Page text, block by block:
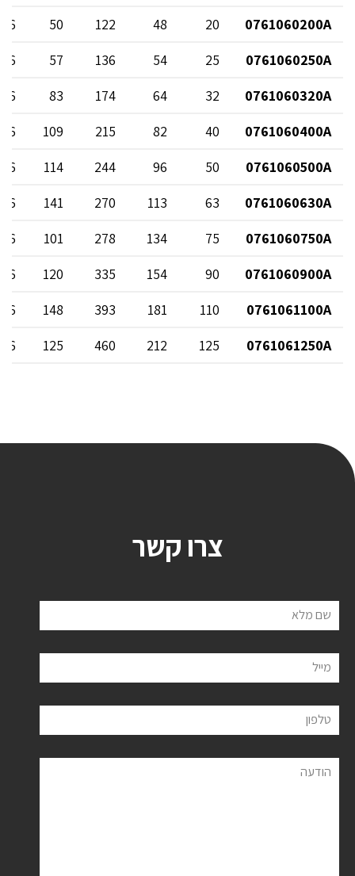
0761060200A
20
48
122
50
0761060250A
25
54
136
57
0761060320A
32
64
174
83
0761060400A
40
82
215
109
0761060500A
50
96
244
114
0761060630A
63
113
270
141
0761060750A
75
134
278
101
0761060900A
90
154
335
120
0761061100A
110
181
393
148
0761061250A
125
212
460
125
צרו קשר
שם מלא
מייל
טלפון
הודעה